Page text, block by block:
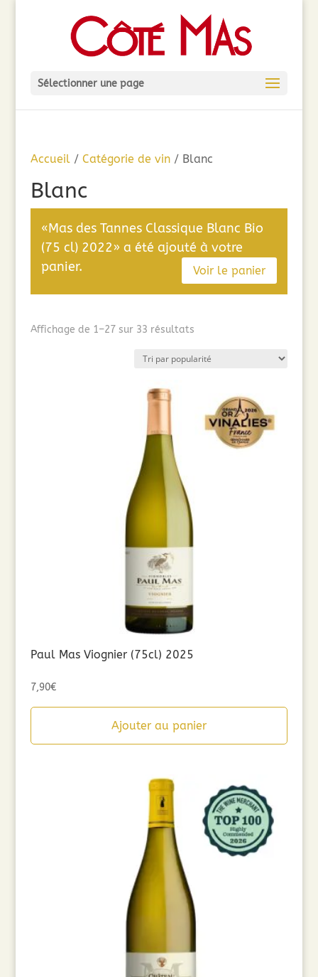
Sélectionner une page
Accueil/ Catégorie de vin/ Blanc
Blanc
«Mas des Tannes Classique Blanc Bio
(75 cl) 2022» a été ajouté à votre
panier.
Voir le panier
Affichage de 1–27 sur 33 résultatsTrié
Paul Mas Viognier (75cl) 2025
7,90€
Ajouter au panier